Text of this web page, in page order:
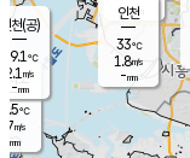
의도
℃
m/s
mm
-mm
인천(공)
29.1℃
2.1 m/s
-mm
인천
33℃
1.8m/s
-mm